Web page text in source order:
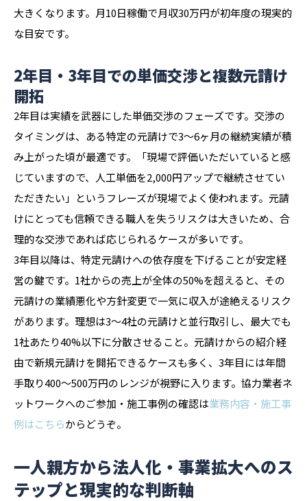
大きくなります。月10日稼働で月収30万円が初年度の現実的
な目安です。
2年目・3年目での単価交渉と複数元請け
開拓
2年目は実績を武器にした単価交渉のフェーズです。交渉の
タイミングは、ある特定の元請けで3〜6ヶ月の継続実績が積
み上がった頃が最適です。「現場で評価いただいていると感
じていますので、人工単価を2,000円アップで継続させてい
ただきたい」というフレーズが現場でよく使われます。元請
けにとっても信頼できる職人を失うリスクは大きいため、合
理的な交渉であれば応じられるケースが多いです。
3年目以降は、特定元請けへの依存度を下げることが安定経
営の鍵です。1社からの売上が全体の50%を超えると、その
元請けの業績悪化や方針変更で一気に収入が途絶えるリスク
があります。理想は3〜4社の元請けと並行取引し、最大でも
1社あたり40%以下に分散させること。元請けからの紹介経
由で新規元請けを開拓できるケースも多く、3年目には年間
手取り400〜500万円のレンジが視野に入ります。協力業者ネ
ットワークへのご参加・施工事例の確認は業務内容・施工事
例はこちらからどうぞ。
一人親方から法人化・事業拡大へのス
テップと現実的な判断軸